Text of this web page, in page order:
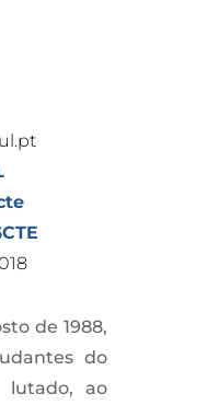
de 1988,
do
lutado, ao